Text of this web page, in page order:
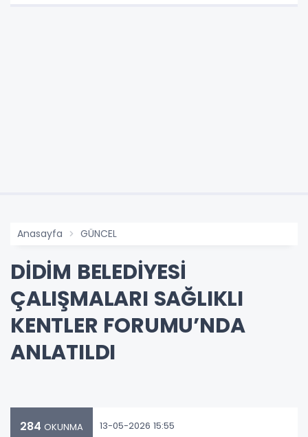
Anasayfa GÜNCEL
DİDİM BELEDİYESİ
ÇALIŞMALARI SAĞLIKLI
KENTLER FORUMU’NDA
ANLATILDI
284 OKUNMA 13-05-2026 15:55